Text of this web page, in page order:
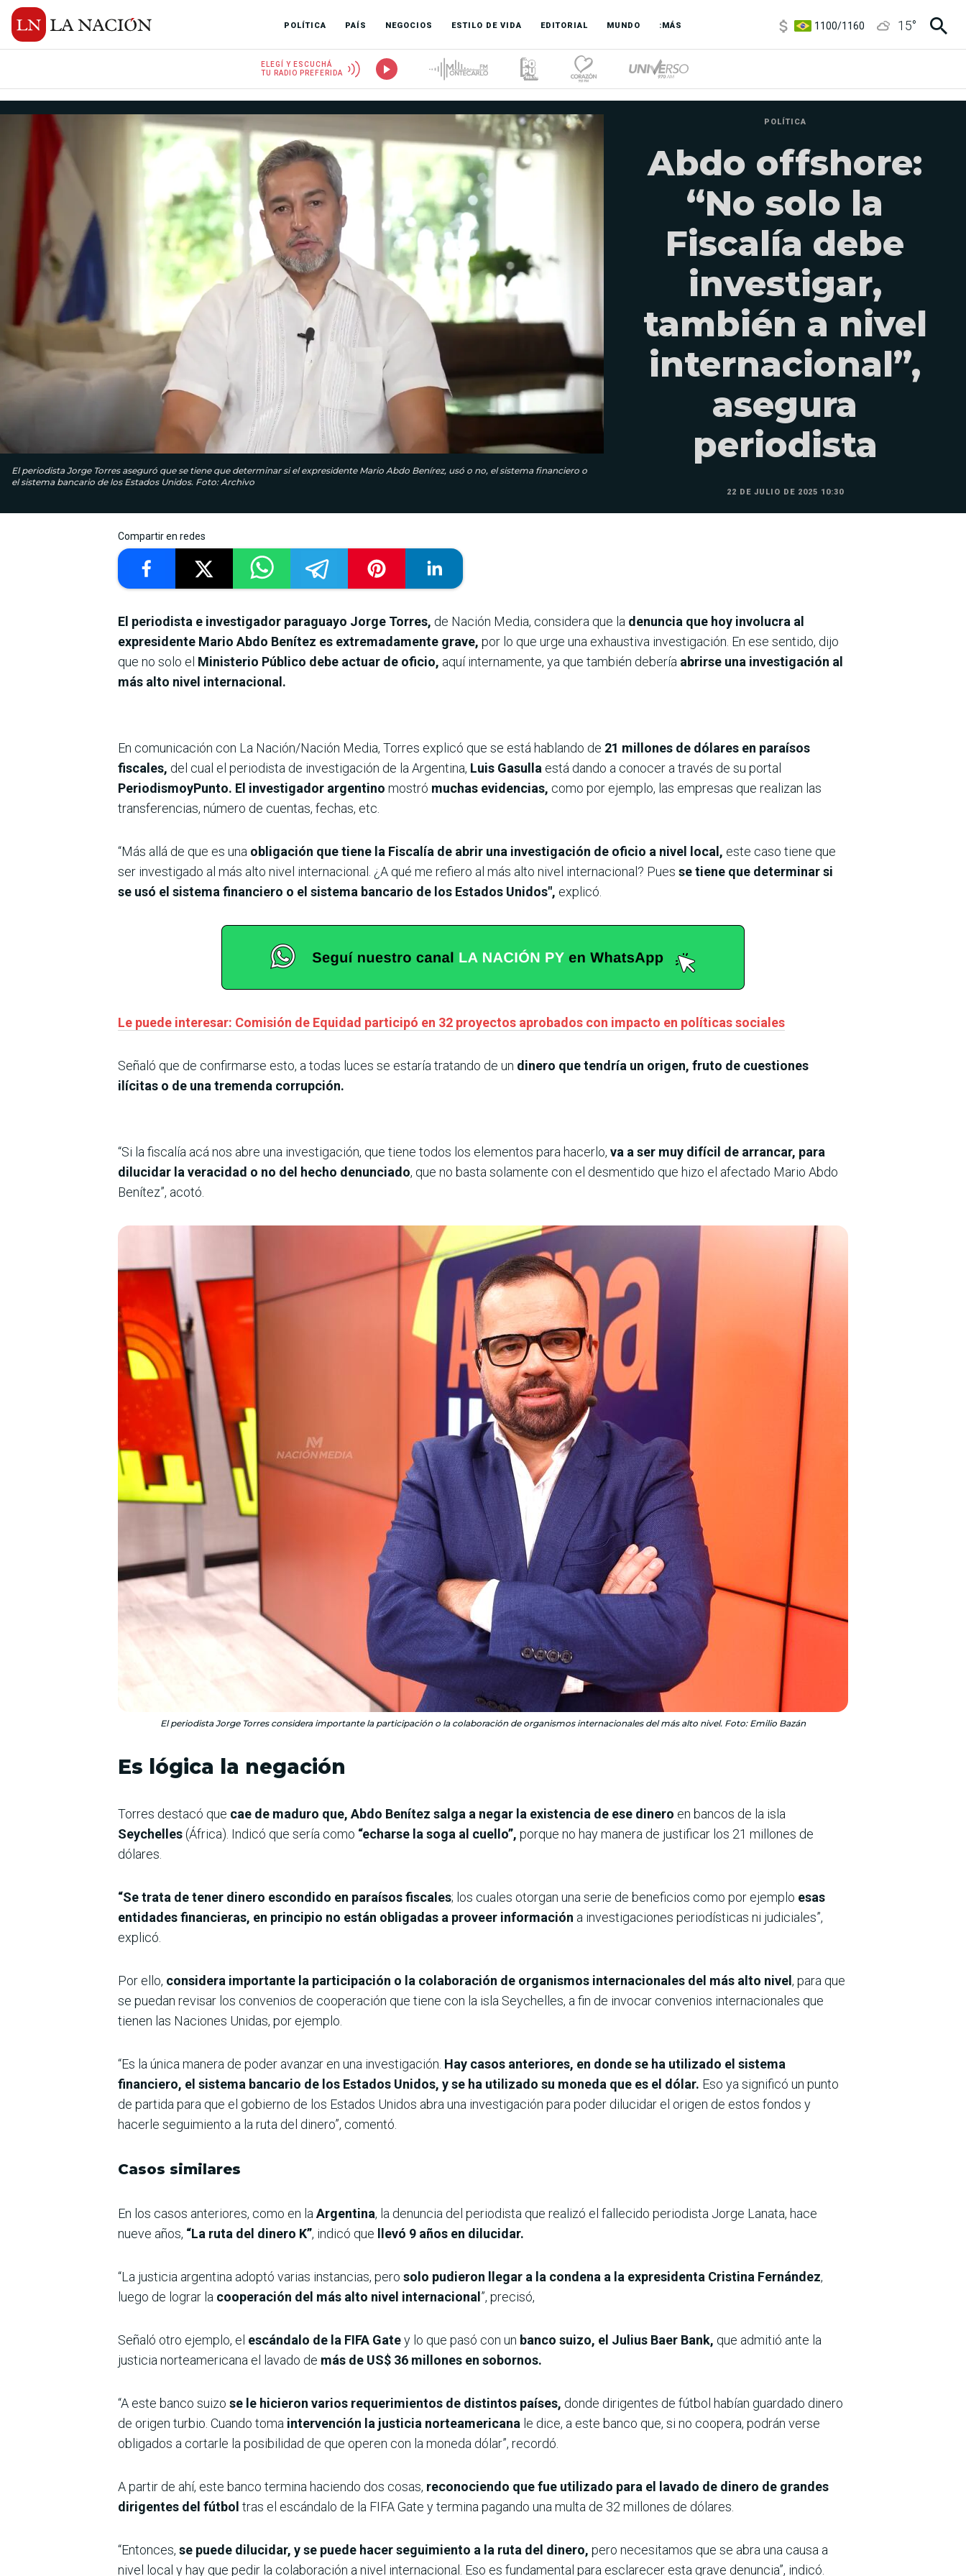
POLÍTICA PAÍS NEGOCIOS ESTILO DE VIDA EDITORIAL MUNDO :MÁS
3,8/4
15°
ELEGÍ Y ESCUCHÁ
TU RADIO PREFERIDA
El periodista Jorge Torres aseguró que se tiene que determinar si el expresidente Mario Abdo Benírez, usó o no, el sistema financiero o
el sistema bancario de los Estados Unidos. Foto: Archivo
POLÍTICA
Abdo offshore:
“No solo la
Fiscalía debe
investigar,
también a nivel
internacional”,
asegura
periodista
22 DE JULIO DE 2025 10:30
Compartir en redes
El periodista e investigador paraguayo Jorge Torres, de Nación Media, considera que la denuncia que hoy involucra al
expresidente Mario Abdo Benítez es extremadamente grave, por lo que urge una exhaustiva investigación. En ese sentido, dijo
que no solo el Ministerio Público debe actuar de oficio, aquí internamente, ya que también debería abrirse una investigación al
más alto nivel internacional.
En comunicación con La Nación/Nación Media, Torres explicó que se está hablando de 21 millones de dólares en paraísos
fiscales, del cual el periodista de investigación de la Argentina, Luis Gasulla está dando a conocer a través de su portal
PeriodismoyPunto. El investigador argentino mostró muchas evidencias, como por ejemplo, las empresas que realizan las
transferencias, número de cuentas, fechas, etc.
“Más allá de que es una obligación que tiene la Fiscalía de abrir una investigación de oficio a nivel local, este caso tiene que
ser investigado al más alto nivel internacional. ¿A qué me refiero al más alto nivel internacional? Pues se tiene que determinar si
se usó el sistema financiero o el sistema bancario de los Estados Unidos", explicó.
Le puede interesar: Comisión de Equidad participó en 32 proyectos aprobados con impacto en políticas sociales
Señaló que de confirmarse esto, a todas luces se estaría tratando de un dinero que tendría un origen, fruto de cuestiones
ilícitas o de una tremenda corrupción.
“Si la fiscalía acá nos abre una investigación, que tiene todos los elementos para hacerlo, va a ser muy difícil de arrancar, para
dilucidar la veracidad o no del hecho denunciado, que no basta solamente con el desmentido que hizo el afectado Mario Abdo
Benítez”, acotó.
El periodista Jorge Torres considera importante la participación o la colaboración de organismos internacionales del más alto nivel. Foto: Emilio Bazán
Es lógica la negación
Torres destacó que cae de maduro que, Abdo Benítez salga a negar la existencia de ese dinero en bancos de la isla
Seychelles(África). Indicó que sería como “echarse la soga al cuello”, porque no hay manera de justificar los 21 millones de
dólares.
“Se trata de tener dinero escondido en paraísos fiscales; los cuales otorgan una serie de beneficios como por ejemplo esas
entidades financieras, en principio no están obligadas a proveer información a investigaciones periodísticas ni judiciales”,
explicó.
Por ello, considera importante la participación o la colaboración de organismos internacionales del más alto nivel , para que
se puedan revisar los convenios de cooperación que tiene con la isla Seychelles, a fin de invocar convenios internacionales que
tienen las Naciones Unidas, por ejemplo.
“Es la única manera de poder avanzar en una investigación. Hay casos anteriores, en donde se ha utilizado el sistema
financiero, el sistema bancario de los Estados Unidos, y se ha utilizado su moneda que es el dólar. Eso ya significó un punto
de partida para que el gobierno de los Estados Unidos abra una investigación para poder dilucidar el origen de estos fondos y
hacerle seguimiento a la ruta del dinero”, comentó.
Casos similares
En los casos anteriores, como en laArgentina, la denuncia del periodista que realizó el fallecido periodista Jorge Lanata, hace
nueve años, “La ruta del dinero K”, indicó que llevó 9 años en dilucidar.
“La justicia argentina adoptó varias instancias, pero solo pudieron llegar a la condena a la expresidenta Cristina Fernández,
luego de lograr la cooperación del más alto nivel internacional ”, precisó,
Señaló otro ejemplo, el escándalo de la FIFA Gatey lo que pasó con un banco suizo, el Julius Baer Bank, que admitió ante la
justicia norteamericana el lavado de más de US$ 36 millones en sobornos.
“A este banco suizo se le hicieron varios requerimientos de distintos países, donde dirigentes de fútbol habían guardado dinero
de origen turbio. Cuando toma intervención la justicia norteamericana le dice, a este banco que, si no coopera, podrán verse
obligados a cortarle la posibilidad de que operen con la moneda dólar”, recordó.
A partir de ahí, este banco termina haciendo dos cosas, reconociendo que fue utilizado para el lavado de dinero de grandes
dirigentes del fútbol tras el escándalo de la FIFA Gate y termina pagando una multa de 32 millones de dólares.
“Entonces, se puede dilucidar, y se puede hacer seguimiento a la ruta del dinero, pero necesitamos que se abra una causa a
nivel local y hay que pedir la colaboración a nivel internacional. Eso es fundamental para esclarecer esta grave denuncia”, indicó.